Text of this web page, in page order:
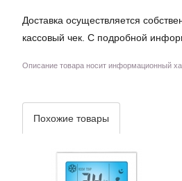
Доставка осуществляется
кассовый чек. С подробной
Описание товара носит информационный
Похожие товары